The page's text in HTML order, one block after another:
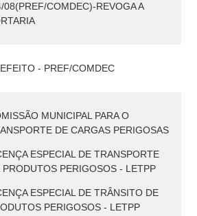
08(PREF/COMDEC)-REVOGA A
- PREF/COMDEC
MUNICIPAL PARA O
DE CARGAS PERIGOSAS
ESPECIAL DE TRANSPORTE
PRODUTOS PERIGOSOS - LETPP
ESPECIAL DE TRÂNSITO DE
PERIGOSOS - LETPP